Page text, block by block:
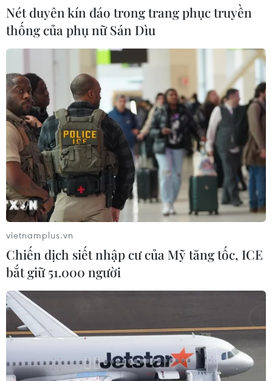
Nét duyên kín đáo trong trang phục truyền
thống của phụ nữ Sán Dìu
vietnamplus.vn
Chiến dịch siết nhập cư của Mỹ tăng tốc, ICE
bắt giữ 51.000 người